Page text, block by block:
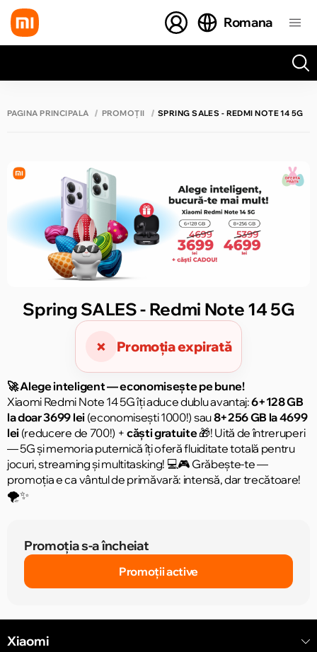
Romana
PAGINA PRINCIPALĂ PROMOȚII SPRING SALES - REDMI NOTE 14 5G
Spring SALES - Redmi Note 14 5G
×
Promoția expirată
🚀 Alege inteligent — economisește pe bune!
Xiaomi Redmi Note 14 5G îți aduce dublu avantaj:6+128 GB
la doar 3699 lei(economisești 1000!) sau8+256 GB la 4699
lei (reducere de 700!) +căști gratuite 🎁! Uită de întreruperi
— 5G și memoria puternică îți oferă fluiditate totală pentru
jocuri, streaming și multitasking! 💻🎮 Grăbește-te —
promoția e ca vântul de primăvară: intensă, dar trecătoare!
🌪️✨
Promoția s-a încheiat
Promoții active
Xiaomi